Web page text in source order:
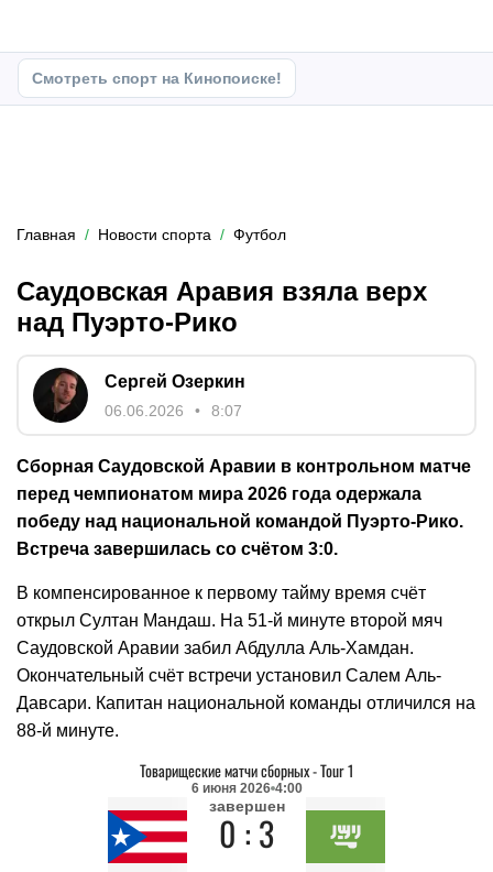
Смотреть спорт на Кинопоиске!
Главная Новости спорта Футбол
Саудовская Аравия взяла верх
над Пуэрто-Рико
Сергей Озеркин
06.06.2026 8:07
Сборная Саудовской Аравии в контрольном матче
перед чемпионатом мира 2026 года одержала
победу над национальной командой Пуэрто-Рико.
Встреча завершилась со счётом 3:0.
В компенсированное к первому тайму время счёт
открыл Султан Мандаш. На 51-й минуте второй мяч
Саудовской Аравии забил Абдулла Аль-Хамдан.
Окончательный счёт встречи установил Салем Аль-
Давсари. Капитан национальной команды отличился на
88-й минуте.
Товарищеские матчи сборных-Tour 1
6 июня 2026 4:00
завершен
0 : 3